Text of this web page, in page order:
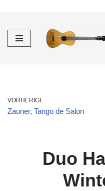
Inhalt
VORHERIGE
Zauner, Tango de Salon
Duo